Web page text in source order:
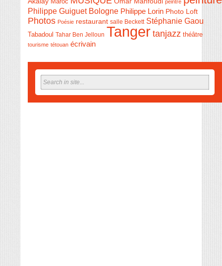
Maroc peintre
Philippe Guiguet Bologne Philippe Lorin Photo Loft
Photos Poésie restaurant salle Beckett Stéphanie Gaou
Tabadoul Tahar Ben Jelloun Tanger tanjazz théâtre
tourisme tétouan écrivain